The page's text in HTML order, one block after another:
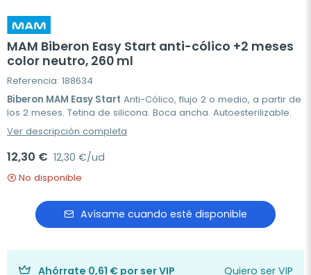
MAM Biberon Easy Start anti-cólico +2 meses
color neutro, 260 ml
Referencia: 188634
Biberon MAM Easy Start Anti-Cólico, flujo 2 o medio, a partir de
los 2 meses. Tetina de silicona. Boca ancha. Autoesterilizable.
Ver descripción completa
12,30 € 12,30 €/ud
No disponible
Avísame cuando esté disponible
Ahórrate 0,61 € por ser VIP Quiero ser VIP